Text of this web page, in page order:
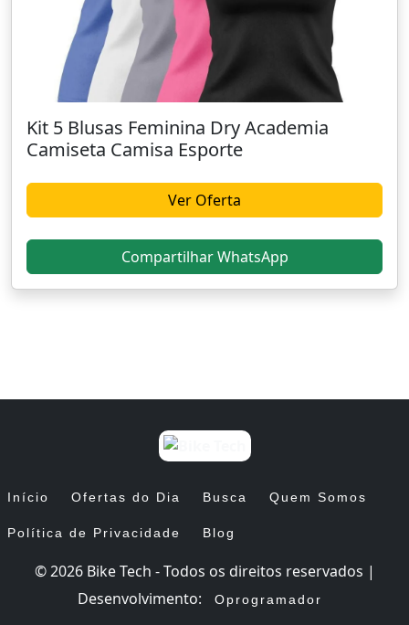
Kit 5 Blusas Feminina Dry Academia
Camiseta Camisa Esporte
Ver Oferta
Compartilhar WhatsApp
Início Ofertas do Dia Busca Quem Somos
Política de Privacidade Blog
© 2026 Bike Tech - Todos os direitos reservados |
Desenvolvimento:
Oprogramador